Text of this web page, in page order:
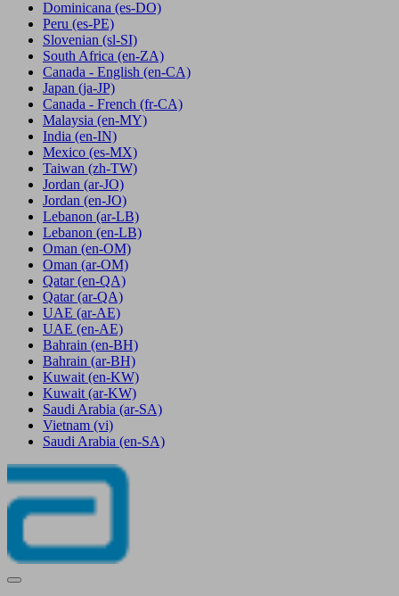
Dominicana (es-DO)
Peru (es-PE)
Slovenian (sl-SI)
South Africa (en-ZA)
Canada - English (en-CA)
Japan (ja-JP)
Canada - French (fr-CA)
Malaysia (en-MY)
India (en-IN)
Mexico (es-MX)
Taiwan (zh-TW)
Jordan (ar-JO)
Jordan (en-JO)
Lebanon (ar-LB)
Lebanon (en-LB)
Oman (en-OM)
Oman (ar-OM)
Qatar (en-QA)
Qatar (ar-QA)
UAE (ar-AE)
UAE (en-AE)
Bahrain (en-BH)
Bahrain (ar-BH)
Kuwait (en-KW)
Kuwait (ar-KW)
Saudi Arabia (ar-SA)
Vietnam (vi)
Saudi Arabia (en-SA)